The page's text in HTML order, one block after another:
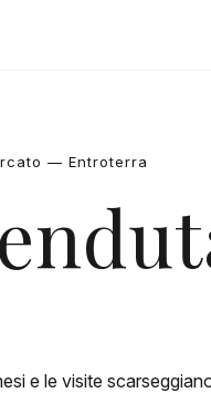
— Entroterra
e le visite